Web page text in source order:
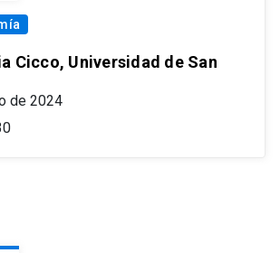
Cicco, Universidad de San
de 2024